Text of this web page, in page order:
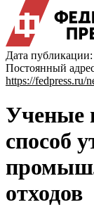
Дата
Постоянный
https://fedpress.ru/
Ученые
способ
отходов